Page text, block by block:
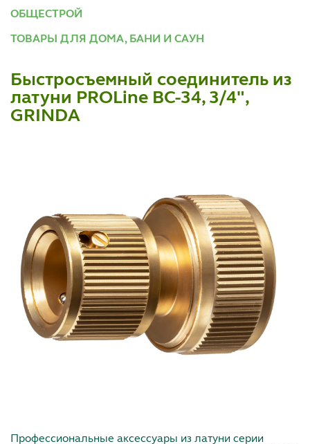
ОБЩЕСТРОЙ
ТОВАРЫ ДЛЯ ДОМА, БАНИ И САУН
Быстросъемный соединитель из
латуни PROLine BC-34, 3/4",
GRINDA
Профессиональные аксессуары из латуни серии